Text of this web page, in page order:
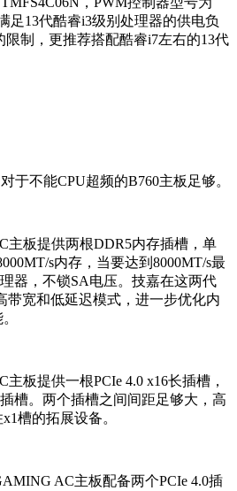
足13代酷睿i3级别处理器的供电负
限制，更推荐搭配酷睿i7左右的13代
于不能CPU超频的B760主板足够。
主板提供两根DDR5内存插槽，单
s内存， 当要达到8000MT/s最
器，不锁SA电压。 技嘉在这两代
带宽和低延迟模式，进一步优化内
板提供一根PCIe 4.0 x16长插槽，
槽。两个插槽之间间距足够大，高
槽的拓展设备。
AC主板配备两个PCIe 4.0插